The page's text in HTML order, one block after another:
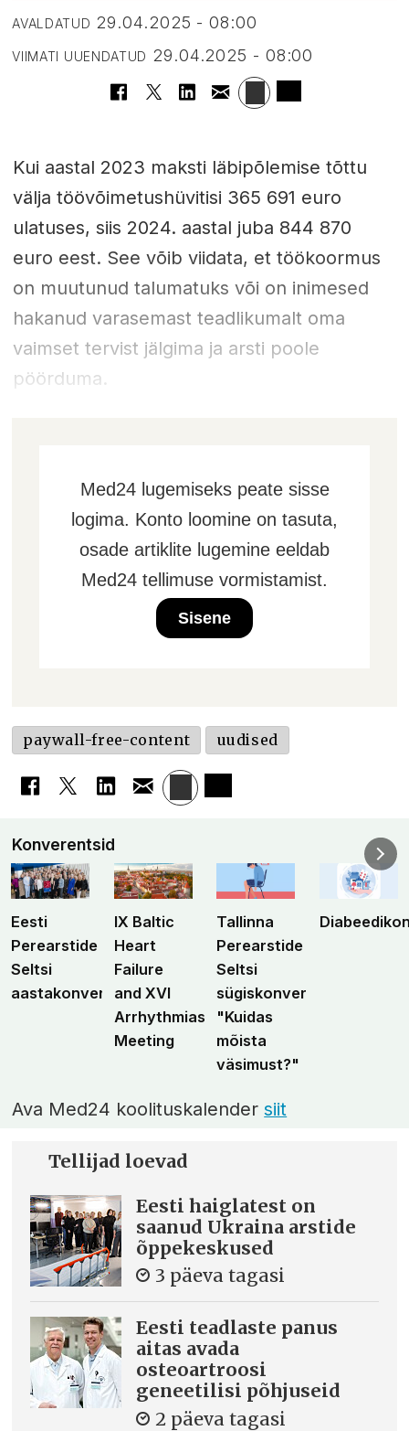
AVALDATUD 29.04.2025 - 08:00
VIIMATI UUENDATUD 29.04.2025 - 08:00
Kui aastal 2023 maksti läbipõlemise tõttu
välja töövõimetushüvitisi 365 691 euro
ulatuses, siis 2024. aastal juba 844 870
euro eest. See võib viidata, et töökoormus
on muutunud talumatuks või on inimesed
hakanud varasemast teadlikumalt oma
vaimset tervist jälgima ja arsti poole
pöörduma.
Med24 lugemiseks peate sisse
logima. Konto loomine on tasuta,
osade artiklite lugemine eeldab
Med24 tellimuse vormistamist.
Sisene
paywall-free-content uudised
Konverentsid
Eesti
Perearstide
Seltsi
aastakonverents
IX Baltic
Heart
Failure
and XVI
Arrhythmias
Meeting
Tallinna
Perearstide
Seltsi
sügiskonverents
"Kuidas
mõista
väsimust?"
Ava Med24 koolituskalendersiit
Tellijad loevad
Eesti haiglatest on
saanud Ukraina arstide
õppekeskused
3 päeva tagasi
Eesti teadlaste panus
aitas avada
osteoartroosi
geneetilisi põhjuseid
2 päeva tagasi